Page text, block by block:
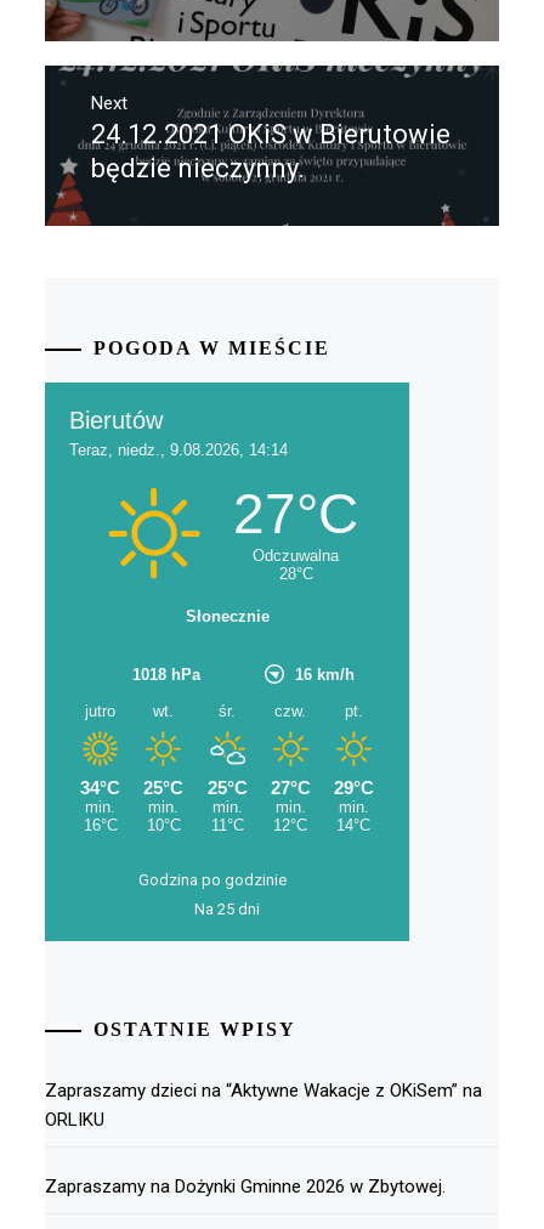
Next
Next
post:
24.12.2021 OKiS w Bierutowie
będzie nieczynny.
POGODA W MIEŚCIE
Godzina po godzinie
Na 25 dni
OSTATNIE WPISY
Zapraszamy dzieci na “Aktywne Wakacje z OKiSem” na
ORLIKU
Zapraszamy na Dożynki Gminne 2026 w Zbytowej.